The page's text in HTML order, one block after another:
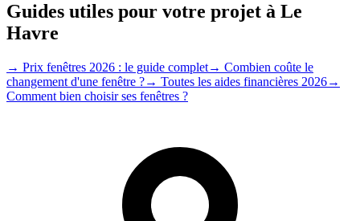
Guides utiles pour votre projet à Le
Havre
→ Prix fenêtres 2026 : le guide complet→ Combien coûte le
changement d'une fenêtre ?→ Toutes les aides financières 2026→
Comment bien choisir ses fenêtres ?